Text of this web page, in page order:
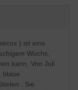
glattrandig,
und
50 cm lang
cm hohen
) ist eine
Wuchs,
kann. Von Juli
blaue
. Sie